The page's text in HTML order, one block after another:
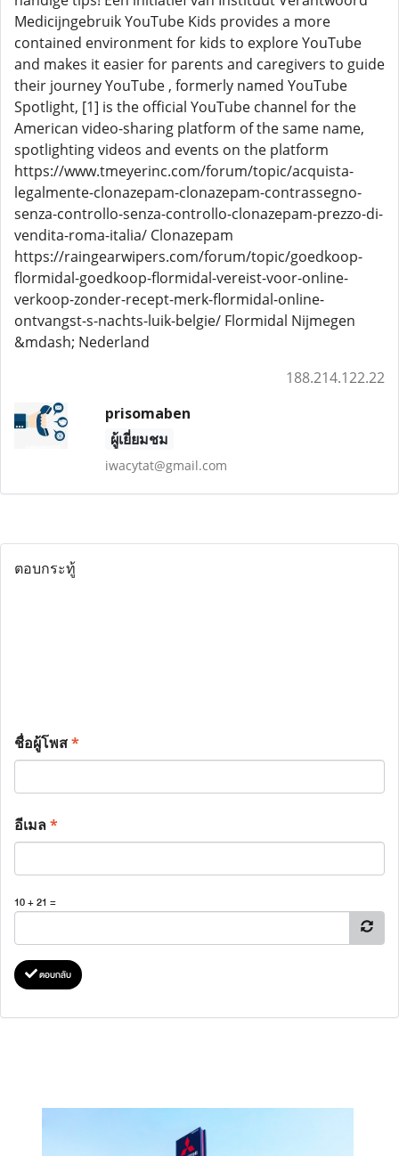
Medicijngebruik YouTube Kids provides a more
contained environment for kids to explore YouTube
and makes it easier for parents and caregivers to guide
their journey YouTube , formerly named YouTube
Spotlight, [1] is the official YouTube channel for the
American video-sharing platform of the same name,
spotlighting videos and events on the platform
https://www.tmeyerinc.com/forum/topic/acquista-
legalmente-clonazepam-clonazepam-contrassegno-
senza-controllo-senza-controllo-clonazepam-prezzo-di-
vendita-roma-italia/ Clonazepam
https://raingearwipers.com/forum/topic/goedkoop-
flormidal-goedkoop-flormidal-vereist-voor-online-
verkoop-zonder-recept-merk-flormidal-online-
ontvangst-s-nachts-luik-belgie/ Flormidal Nijmegen
&mdash; Nederland
188.214.122.22
prisomaben
ผู้เยี่ยมชม
iwacytat@gmail.com
ตอบกระทู้
ชื่อผู้โพส*
อีเมล*
10 + 21 =
ตอบกลับ